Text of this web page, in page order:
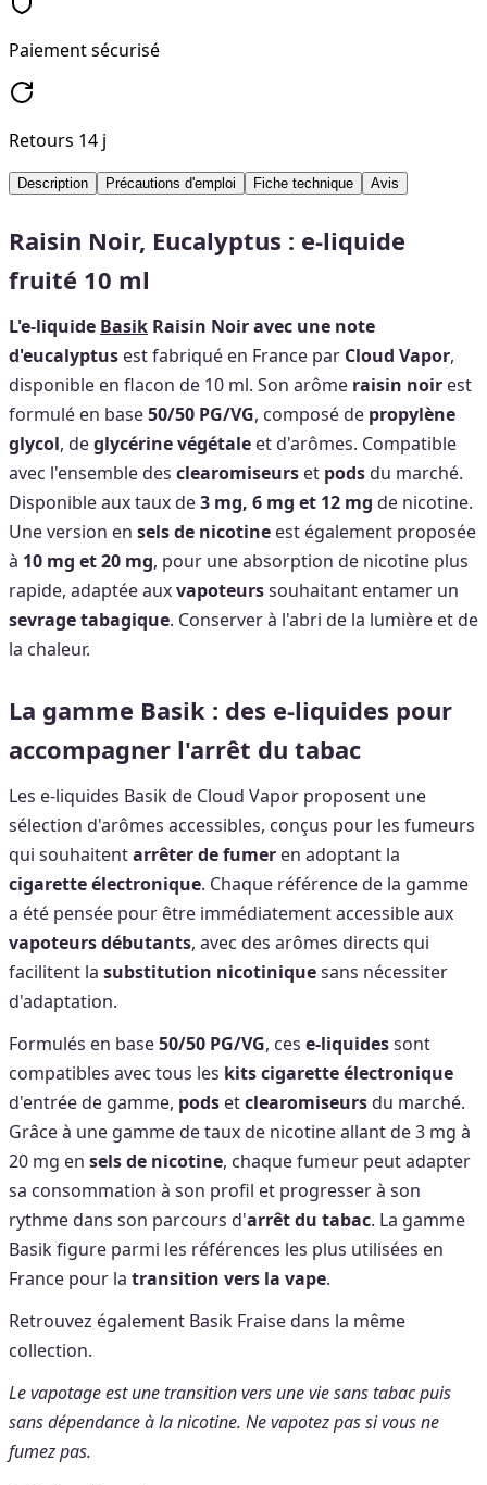
Paiement sécurisé
Retours 14 j
Description Précautions d'emploi Fiche technique Avis
Raisin Noir, Eucalyptus : e-liquide
fruité 10 ml
L'e-liquide Basik Raisin Noir avec une note
d'eucalyptus est fabriqué en France par Cloud Vapor,
disponible en flacon de 10 ml. Son arôme raisin noir est
formulé en base50/50 PG/VG, composé de propylène
glycol, deglycérine végétale et d'arômes. Compatible
avec l'ensemble des clearomiseurs et podsdu marché.
Disponible aux taux de3 mg, 6 mg et 12 mg de nicotine.
Une version en sels de nicotine est également proposée
à 10 mg et 20 mg, pour une absorption de nicotine plus
rapide, adaptée auxvapoteurssouhaitant entamer un
sevrage tabagique. Conserver à l'abri de la lumière et de
la chaleur.
La gamme Basik : des e-liquides pour
accompagner l'arrêt du tabac
Les e-liquides Basik de Cloud Vapor proposent une
sélection d'arômes accessibles, conçus pour les fumeurs
qui souhaitentarrêter de fumer en adoptant la
cigarette électronique. Chaque référence de la gamme
a été pensée pour être immédiatement accessible aux
vapoteurs débutants, avec des arômes directs qui
facilitent la substitution nicotiniquesans nécessiter
d'adaptation.
Formulés en base50/50 PG/VG, ces e-liquidessont
compatibles avec tous les kits cigarette électronique
d'entrée de gamme, pods etclearomiseursdu marché.
Grâce à une gamme de taux de nicotine allant de 3 mg à
20 mg en sels de nicotine, chaque fumeur peut adapter
sa consommation à son profil et progresser à son
rythme dans son parcours d'arrêt du tabac. La gamme
Basik figure parmi les références les plus utilisées en
France pour la transition vers la vape.
Retrouvez également Basik Fraise dans la même
collection.
Le vapotage est une transition vers une vie sans tabac puis
sans dépendance à la nicotine. Ne vapotez pas si vous ne
fumez pas.